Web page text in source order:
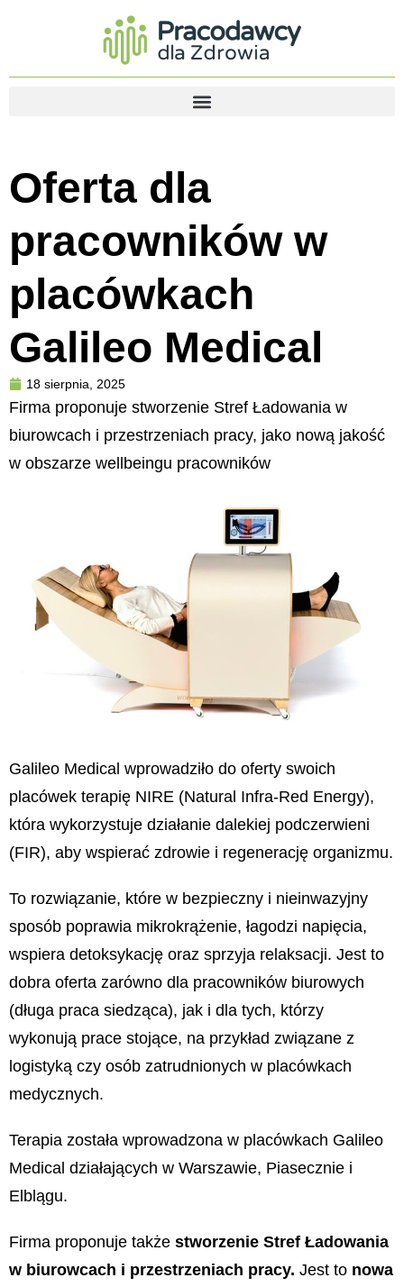
Oferta dla
pracowników w
placówkach
Galileo Medical
18 sierpnia, 2025
Firma proponuje stworzenie Stref Ładowania w
biurowcach i przestrzeniach pracy, jako nową jakość
w obszarze wellbeingu pracowników
Galileo Medical wprowadziło do oferty swoich
placówek terapię NIRE (Natural Infra-Red Energy),
która wykorzystuje działanie dalekiej podczerwieni
(FIR), aby wspierać zdrowie i regenerację organizmu.
To rozwiązanie, które w bezpieczny i nieinwazyjny
sposób poprawia mikrokrążenie, łagodzi napięcia,
wspiera detoksykację oraz sprzyja relaksacji. Jest to
dobra oferta zarówno dla pracowników biurowych
(długa praca siedząca), jak i dla tych, którzy
wykonują prace stojące, na przykład związane z
logistyką czy osób zatrudnionych w placówkach
medycznych.
Terapia została wprowadzona w placówkach Galileo
Medical działających w Warszawie, Piasecznie i
Elblągu.
Firma proponuje także stworzenie Stref Ładowania
w biurowcach i przestrzeniach pracy. Jest to nowa